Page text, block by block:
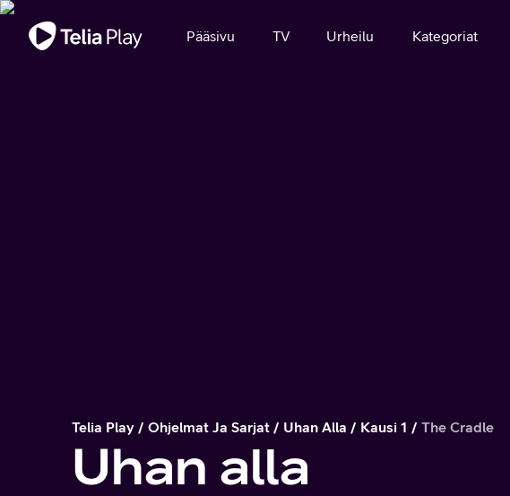
Tärkeä viesti
Pääsivu TV Urheilu Kategoriat
Telia Play Ohjelmat Ja Sarjat Uhan Alla Kausi 1 The Cradle
Uhan alla